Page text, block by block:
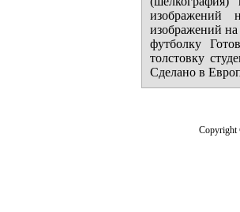
изображений
изображений
футболку
толстовку
Сделано в
Copyright